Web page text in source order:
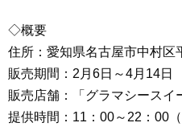
◇概要
住所：愛知県名古屋市中村区
販売期間：2月6日～4月14日
販売店舗：「グラマシースイ
提供時間：11：00～22：00